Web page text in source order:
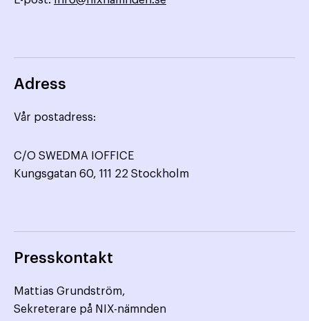
Adress
Vår postadress:
C/O SWEDMA IOFFICE
Kungsgatan 60, 111 22 Stockholm
Presskontakt
Mattias Grundström,
Sekreterare på NIX-nämnden